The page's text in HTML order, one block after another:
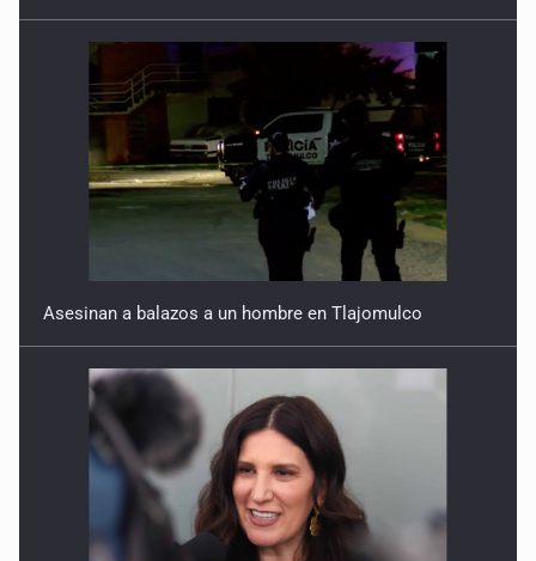
Asesinan a balazos a un hombre en Tlajomulco